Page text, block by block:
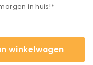
in huis!*
winkelwagen